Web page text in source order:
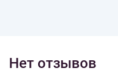
Нет отзывов